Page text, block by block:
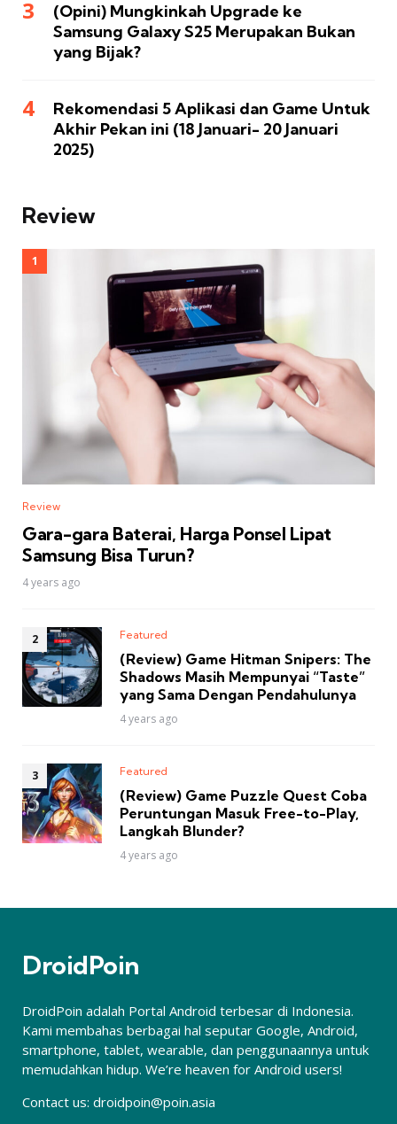
(Opini) Mungkinkah Upgrade ke
Samsung Galaxy S25 Merupakan Bukan
yang Bijak?
Rekomendasi 5 Aplikasi dan Game Untuk
Akhir Pekan ini (18 Januari- 20 Januari
2025)
Review
Review
Gara-gara Baterai, Harga Ponsel Lipat
Samsung Bisa Turun?
4 years ago
Featured
(Review) Game Hitman Snipers: The
Shadows Masih Mempunyai “Taste”
yang Sama Dengan Pendahulunya
4 years ago
Featured
(Review) Game Puzzle Quest Coba
Peruntungan Masuk Free-to-Play,
Langkah Blunder?
4 years ago
DroidPoin
DroidPoin adalah Portal Android terbesar di Indonesia.
Kami membahas berbagai hal seputar Google, Android,
smartphone, tablet, wearable, dan penggunaannya untuk
memudahkan hidup. We’re heaven for Android users!
Contact us: droidpoin@poin.asia